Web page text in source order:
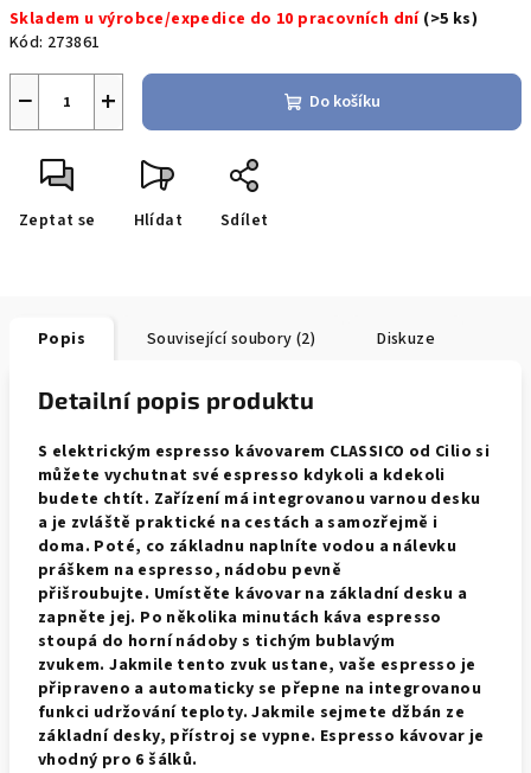
cena:
Skladem u výrobce/expedice do 10 pracovních dní (>5 ks)
Kód: 273861
+
− Do košíku
Zeptat se Hlídat Sdílet
Popis Související soubory (2) Diskuze
Detailní popis produktu
S elektrickým espresso kávovarem CLASSICO od Cilio si
můžete vychutnat své espresso kdykoli a kdekoli
budete chtít. Zařízení má integrovanou varnou desku
a je zvláště praktické na cestách a samozřejmě i
doma. Poté, co základnu naplníte vodou a nálevku
práškem na espresso, nádobu pevně
přišroubujte. Umístěte kávovar na základní desku a
zapněte jej. Po několika minutách káva espresso
stoupá do horní nádoby s tichým bublavým
zvukem. Jakmile tento zvuk ustane, vaše espresso je
připraveno a automaticky se přepne na integrovanou
funkci udržování teploty. Jakmile sejmete džbán ze
základní desky, přístroj se vypne. Espresso kávovar je
vhodný pro 6 šálků.